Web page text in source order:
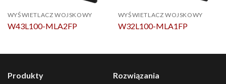
WYŚWIETLACZ WOJSKOWY
W43L100-MLA2FP
WYŚWIETLACZ WOJSKOWY
W32L100-MLA1FP
Produkty Rozwiązania